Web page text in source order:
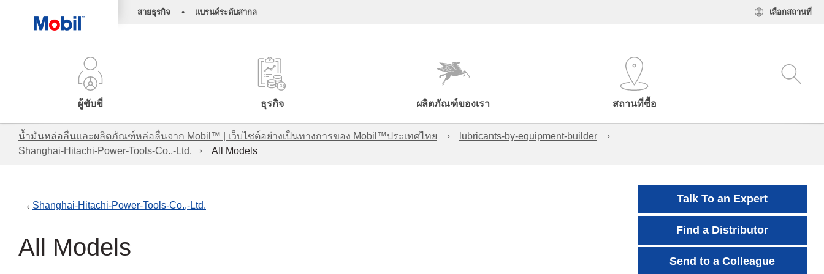
สายธุรกิจ • แบรนด์ระดับสากล เลือกสถานที่
ผู้ขับขี่ ธุรกิจ ผลิตภัณฑ์ของเรา สถานที่ซื้อ
น้ำมันหล่อลื่นและผลิตภัณฑ์หล่อลื่นจาก Mobil™ | เว็บไซต์อย่างเป็นทางการของ Mobil™ประเทศไทย
lubricants-by-equipment-builder
Shanghai-Hitachi-Power-Tools-Co.,-Ltd.
All Models
Shanghai-Hitachi-Power-Tools-Co.,-Ltd.
All Models
Talk To an Expert
Find a Distributor
Send to a Colleague